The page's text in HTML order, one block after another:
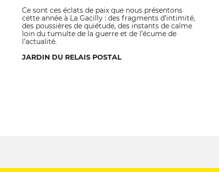
Ce sont ces éclats de paix que nous présentons
cette année à La Gacilly : des fragments d’intimité,
des poussières de quiétude, des instants de calme
loin du tumulte de la guerre et de l’écume de
l’actualité.
JARDIN DU RELAIS POSTAL